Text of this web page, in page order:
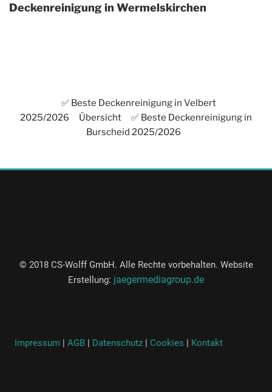
Deckenreinigung in Wermelskirchen
✅ Beste Deckenreinigung in Velbert
2025/2026
Übersicht
✅ Beste Deckenreinigung in
Burscheid 2025/2026
© 2018 CS-Wolff GmbH. Alle Rechte vorbehalten. Website
Erstellung: jaegermediagroup.de
Impressum | AGB| Datenschutz| Cookies | Kontakt